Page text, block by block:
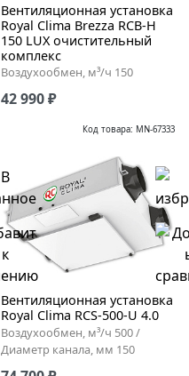
Вентиляционная установка
Royal Clima Brezza RCB-H
150 LUX очистительный
комплекс
Воздухообмен, м³/ч 150
42 990 ₽
Код товара: MN-67333
Вентиляционная установка
Royal Clima RCS-500-U 4.0
Воздухообмен, м³/ч 500 /
Диаметр канала, мм 150